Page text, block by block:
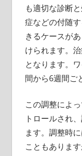
も適切な診断
症などの付随
きるケースが
けられます。
となります。
間から6週間ご
この調整によ
トロールされ
ます。調整時
こともありま